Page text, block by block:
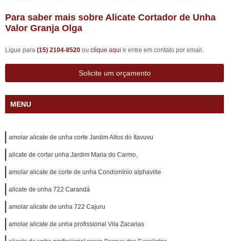
Para saber mais sobre Alicate Cortador de Unha
Valor Granja Olga
Ligue para (15) 2104-8520 ou clique aqui e entre em contato por email.
Solicite um orçamento
MENU
amolar alicate de unha corte Jardim Altos do Itavuvu
alicate de cortar unha Jardim Maria do Carmo,
amolar alicate de corte de unha Condomínio alphaville
alicate de unha 722 Carandá
amolar alicate de unha 722 Cajuru
amolar alicate de unha profissional Vila Zacarias